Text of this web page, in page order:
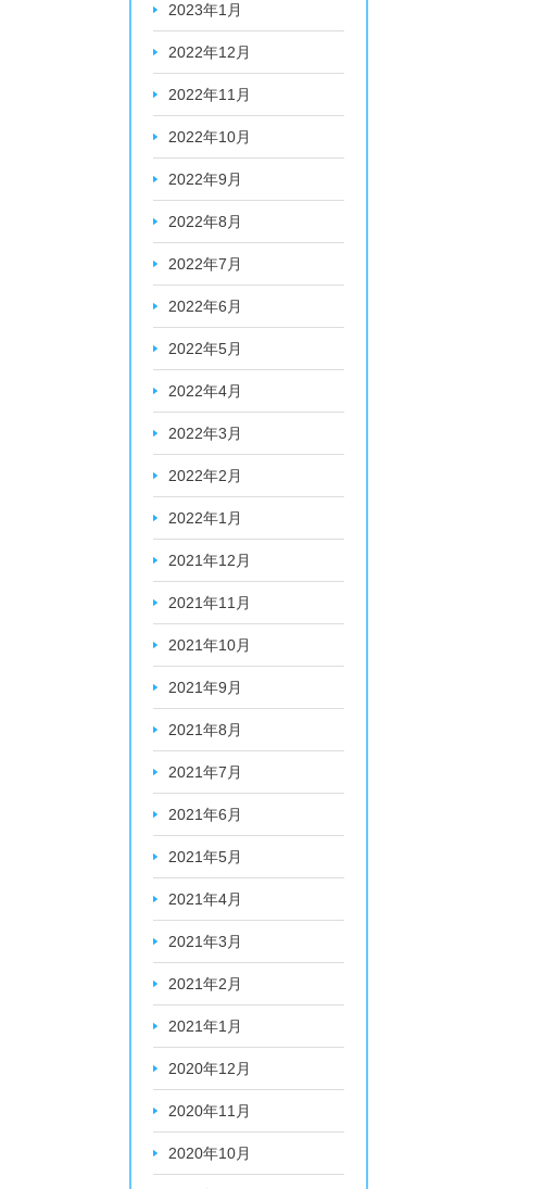
2023年1月
2022年12月
2022年11月
2022年10月
2022年9月
2022年8月
2022年7月
2022年6月
2022年5月
2022年4月
2022年3月
2022年2月
2022年1月
2021年12月
2021年11月
2021年10月
2021年9月
2021年8月
2021年7月
2021年6月
2021年5月
2021年4月
2021年3月
2021年2月
2021年1月
2020年12月
2020年11月
2020年10月